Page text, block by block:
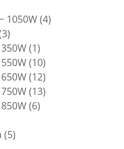
1050W 44
33
prodotti
11
prodotto
1010
prodotti
1212
prodotti
1313
66
55